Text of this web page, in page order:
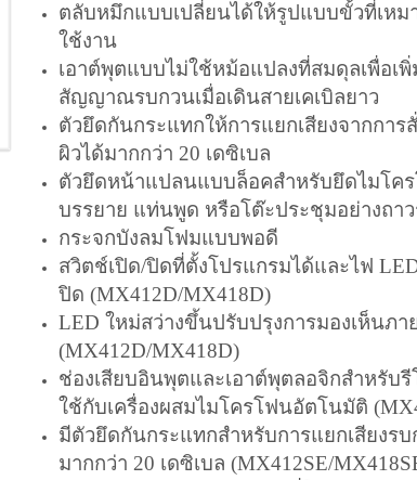
ตลับหมึกแบบเปลี่ยนได้ให้รูปแบบขั้วที่เหม
ใช้งาน
เอาต์พุตแบบไม่ใช้หม้อแปลงที่สมดุลเพื่อเ
สัญญาณรบกวนเมื่อเดินสายเคเบิลยาว
ตัวยึดกันกระแทกให้การแยกเสียงจากกา
ผิวได้มากกว่า 20 เดซิเบล
ตัวยึดหน้าแปลนแบบล็อคสำหรับยึดไมโค
บรรยาย แท่นพูด หรือโต๊ะประชุมอย่างถา
กระจกบังลมโฟมแบบพอดี
สวิตช์เปิด/ปิดที่ตั้งโปรแกรมได้และไฟ
ปิด (MX412D/MX418D)
LED ใหม่สว่างขึ้นปรับปรุงการมองเห็นภา
(MX412D/MX418D)
ช่องเสียบอินพุตและเอาต์พุตลอจิกสำหรับ
ใช้กับเครื่องผสมไมโครโฟนอัตโนมัติ
มีตัวยึดกันกระแทกสำหรับการแยกเสียงร
มากกว่า 20 เดซิเบล (MX412SE/